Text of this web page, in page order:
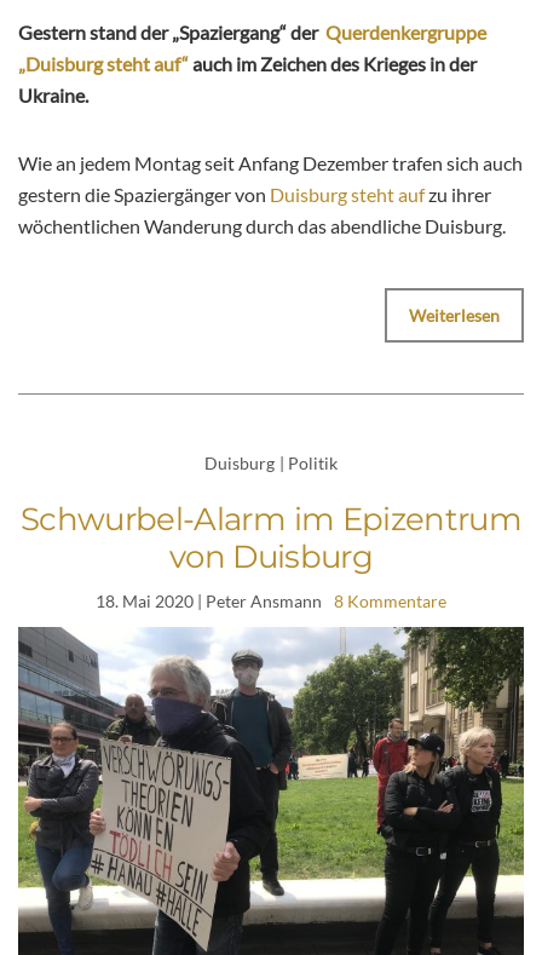
Gestern stand der „Spaziergang“ der Querdenkergruppe
„Duisburg steht auf“auch im Zeichen des Krieges in der
Ukraine.
Wie an jedem Montag seit Anfang Dezember trafen sich auch
gestern die Spaziergänger von Duisburg steht aufzu ihrer
wöchentlichen Wanderung durch das abendliche Duisburg.
Weiterlesen
Duisburg | Politik
Schwurbel-Alarm im Epizentrum
von Duisburg
18. Mai 2020 | Peter Ansmann 8 Kommentare